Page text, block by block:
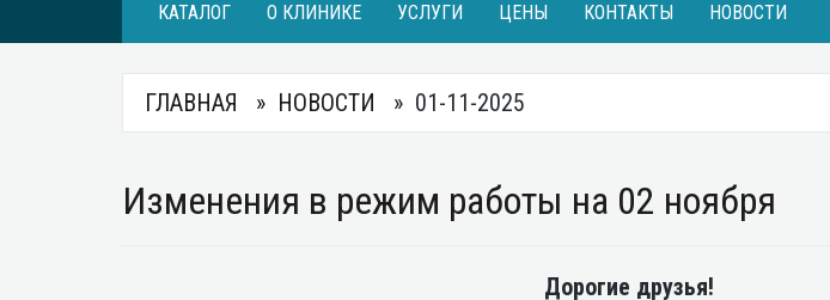
КАТАЛОГ О КЛИНИКЕ УСЛУГИ ЦЕНЫ КОНТАКТЫ НОВОСТИ
ГЛАВНАЯ НОВОСТИ 01-11-2025
Изменения в режим работы на 02 ноября
Дорогие друзья!